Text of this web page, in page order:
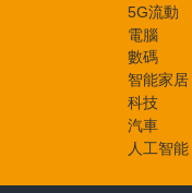
5G流動
電腦
數碼
智能家居
科技
汽車
人工智能